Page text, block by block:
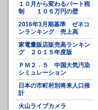
１０月から変わるパート税
制 １０６万円の壁
2016年3月期基準 ゼネコ
ンランキング 売上高
家電量販店販売高ランキン
グ ２０１５年度版
ＰＭ２．５ 中国大気汚染
シミュレーション
日本の市町村別将来人口推
計
火山ライブカメラ